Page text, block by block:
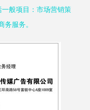
般项目：市场营销策
服务。